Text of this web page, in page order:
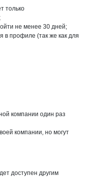
только
не менее 30 дней;
профиле (так же как для
компании один раз
компании, но могут
доступен другим